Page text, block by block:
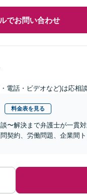
でお問い合わせ
電話・ビデオなど)は応相談
料金表を見る
〜解決まで弁護士が一貫
契約、労働問題、企業間